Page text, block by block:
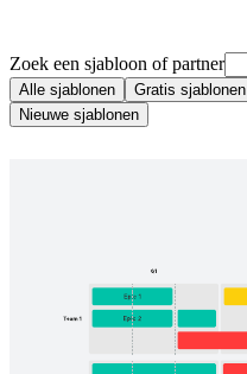
Zoek een sjabloon of partner
Alle sjablonen Gratis sjablonen
Nieuwe sjablonen